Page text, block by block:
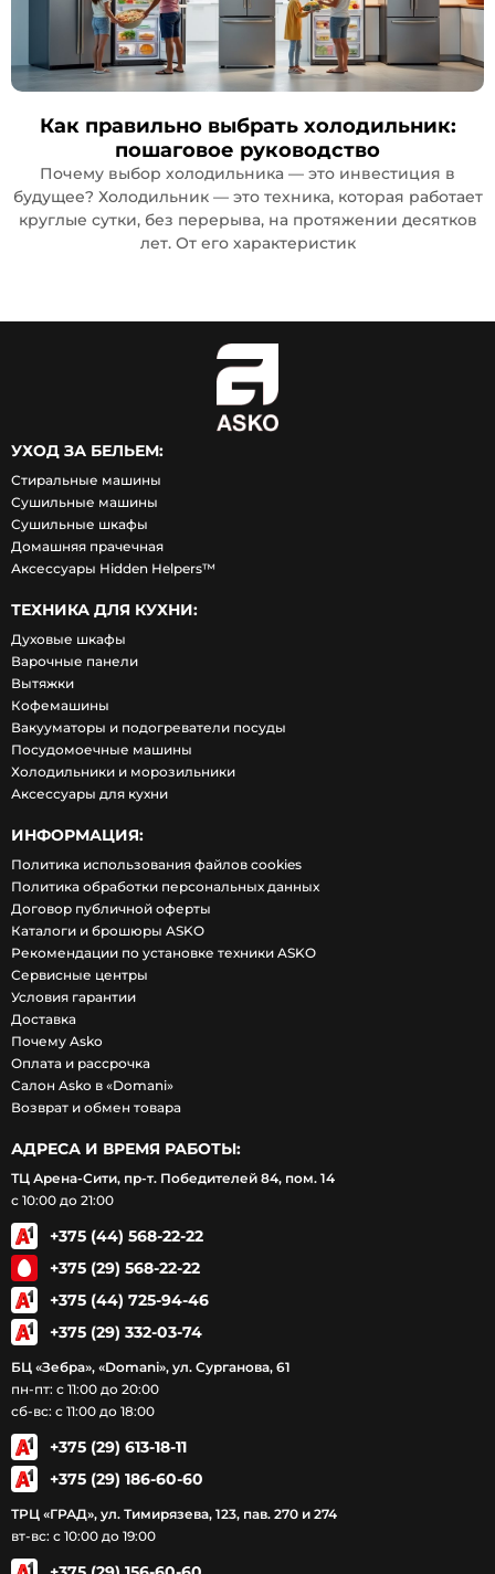
Как правильно выбрать холодильник:
пошаговое руководство
Почему выбор холодильника — это инвестиция в
будущее? Холодильник — это техника, которая работает
круглые сутки, без перерыва, на протяжении десятков
лет. От его характеристик
УХОД ЗА БЕЛЬЕМ:
Стиральные машины
Сушильные машины
Сушильные шкафы
Домашняя прачечная
Аксессуары Hidden Helpers™
ТЕХНИКА ДЛЯ КУХНИ:
Духовые шкафы
Варочные панели
Вытяжки
Кофемашины
Вакууматоры и подогреватели посуды
Посудомоечные машины
Холодильники и морозильники
Аксессуары для кухни
ИНФОРМАЦИЯ:
Политика использования файлов cookies
Политика обработки персональных данных
Договор публичной оферты
Каталоги и брошюры ASKO
Рекомендации по установке техники ASKO
Сервисные центры
Условия гарантии
Доставка
Почему Asko
Оплата и рассрочка
Салон Asko в «Domani»
Возврат и обмен товара
АДРЕСА И ВРЕМЯ РАБОТЫ:
ТЦ Арена-Сити, пр-т. Победителей 84, пом. 14
с 10:00 до 21:00
+375 (44) 568-22-22
+375 (29) 568-22-22
+375 (44) 725-94-46
+375 (29) 332-03-74
БЦ «Зебра», «Domani», ул. Сурганова, 61
пн-пт: с 11:00 до 20:00
сб-вс: с 11:00 до 18:00
+375 (29) 613-18-11
+375 (29) 186-60-60
ТРЦ «ГРАД», ул. Тимирязева, 123, пав. 270 и 274
вт-вс: с 10:00 до 19:00